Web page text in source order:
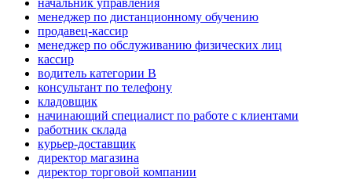
начальник управления
менеджер по дистанционному обучению
продавец-кассир
менеджер по обслуживанию физических лиц
кассир
водитель категории B
консультант по телефону
кладовщик
начинающий специалист по работе с клиентами
работник склада
курьер-доставщик
директор магазина
директор торговой компании